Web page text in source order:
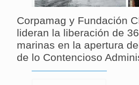
Corpamag y Fundación
lideran la liberación de
marinas en la apertura
de lo Contencioso